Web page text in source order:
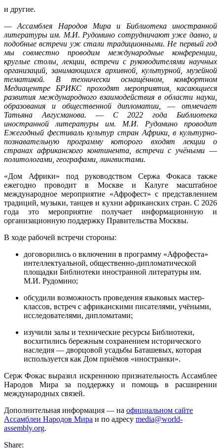
и другие.
— Ассамблея Народов Мира и Библиотека иностранной
литературы им. М.И. Рудомино сотрудничают уже давно, и
подобные встречи уж стали традиционными. Не первый год
мы совместно проводим международные конференции,
круглые столы, лекции, встречи с руководителями научных
организаций, занимающихся архивной, культурной, музейной
тематикой. В технически оснащённом, комфортном
Медиацентре БРИКС проходят мероприятия, касающиеся
развития международного взаимодействия в области науки,
образования и общественной дипломатии,— отмечает
Татьяна Авгусманова. —С 2022 года Библиотека
иностранной литературы им. М.И. Рудомино проводит
Ежегодный фестиваль культур стран Африки, в культурно-
познавательную программу которого входят лекции о
странах африканского континента, встречи с учёными —
политологами, географами, лингвистами.
«Дом Африки» под руководством Сержа Фокаса также
ежегодно проводит в Москве и Калуге масштабное
международное мероприятие «Афрофест» с представлением
традиций, музыки, танцев и кухни африканских стран. С 2026
года это мероприятие получает информационную и
организационную поддержку Правительства Москвы.
В ходе рабочей встречи стороны:
договорились о включении в программу «Афрофеста»
интеллектуальной, общественно-дипломатической
площадки Библиотеки иностранной литературы им.
М.И. Рудомино;
обсудили возможность проведения языковых мастер-
классов, встреч с африканскими писателями, учёными,
исследователями, дипломатами;
изучили залы и технические ресурсы Библиотеки,
восхитились бережным сохранением исторического
наследия — дворцовой усадьбы Баташевых, которая
используется как Дом приёмов «иностранки».
Серж Фокас выразил искреннюю признательность Ассамблее
Народов Мира за поддержку и помощь в расширении
международных связей.
Дополнительная информация — на официальном сайте
Ассамблеи Народов Мира и по адресу media@world-
assembly.org.
Share: